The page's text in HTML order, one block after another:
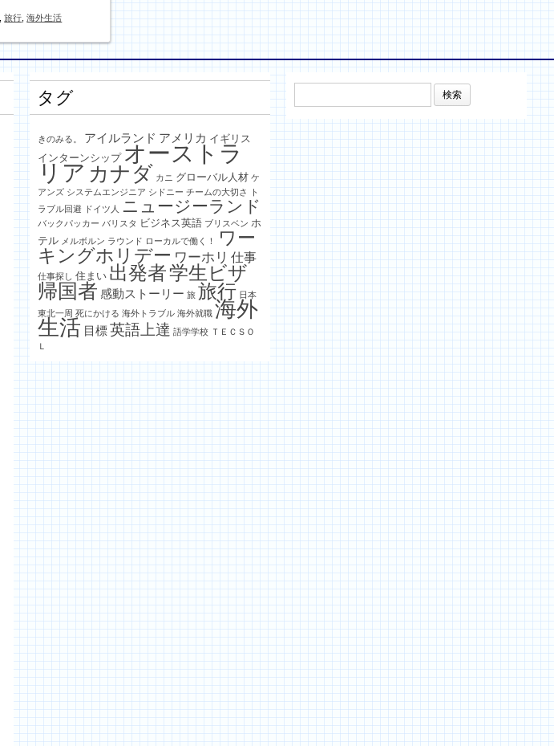
,旅行 ,海外生活
タグ
きのみる。 アイルランド アメリカ イギリス
インターンシップ オーストラ
リア カナダ カニ グローバル人材 ケ
アンズ システムエンジニア シドニー チームの大切さ
ト
ラブル回避
ドイツ人 ニュージーランド
バックパッカー バリスタ ビジネス英語 ブリスベン ホ
テル メルボルン ラウンド ローカルで働く！
ワー
キングホリデー ワーホリ 仕事
仕事探し 住まい 出発者学生ビザ
帰国者 感動ストーリー 旅 旅行 日本
東北一周 死にかける 海外トラブル 海外就職 海外
生活 目標 英語上達 語学学校 ＴＥＣＳＯ
Ｌ
検